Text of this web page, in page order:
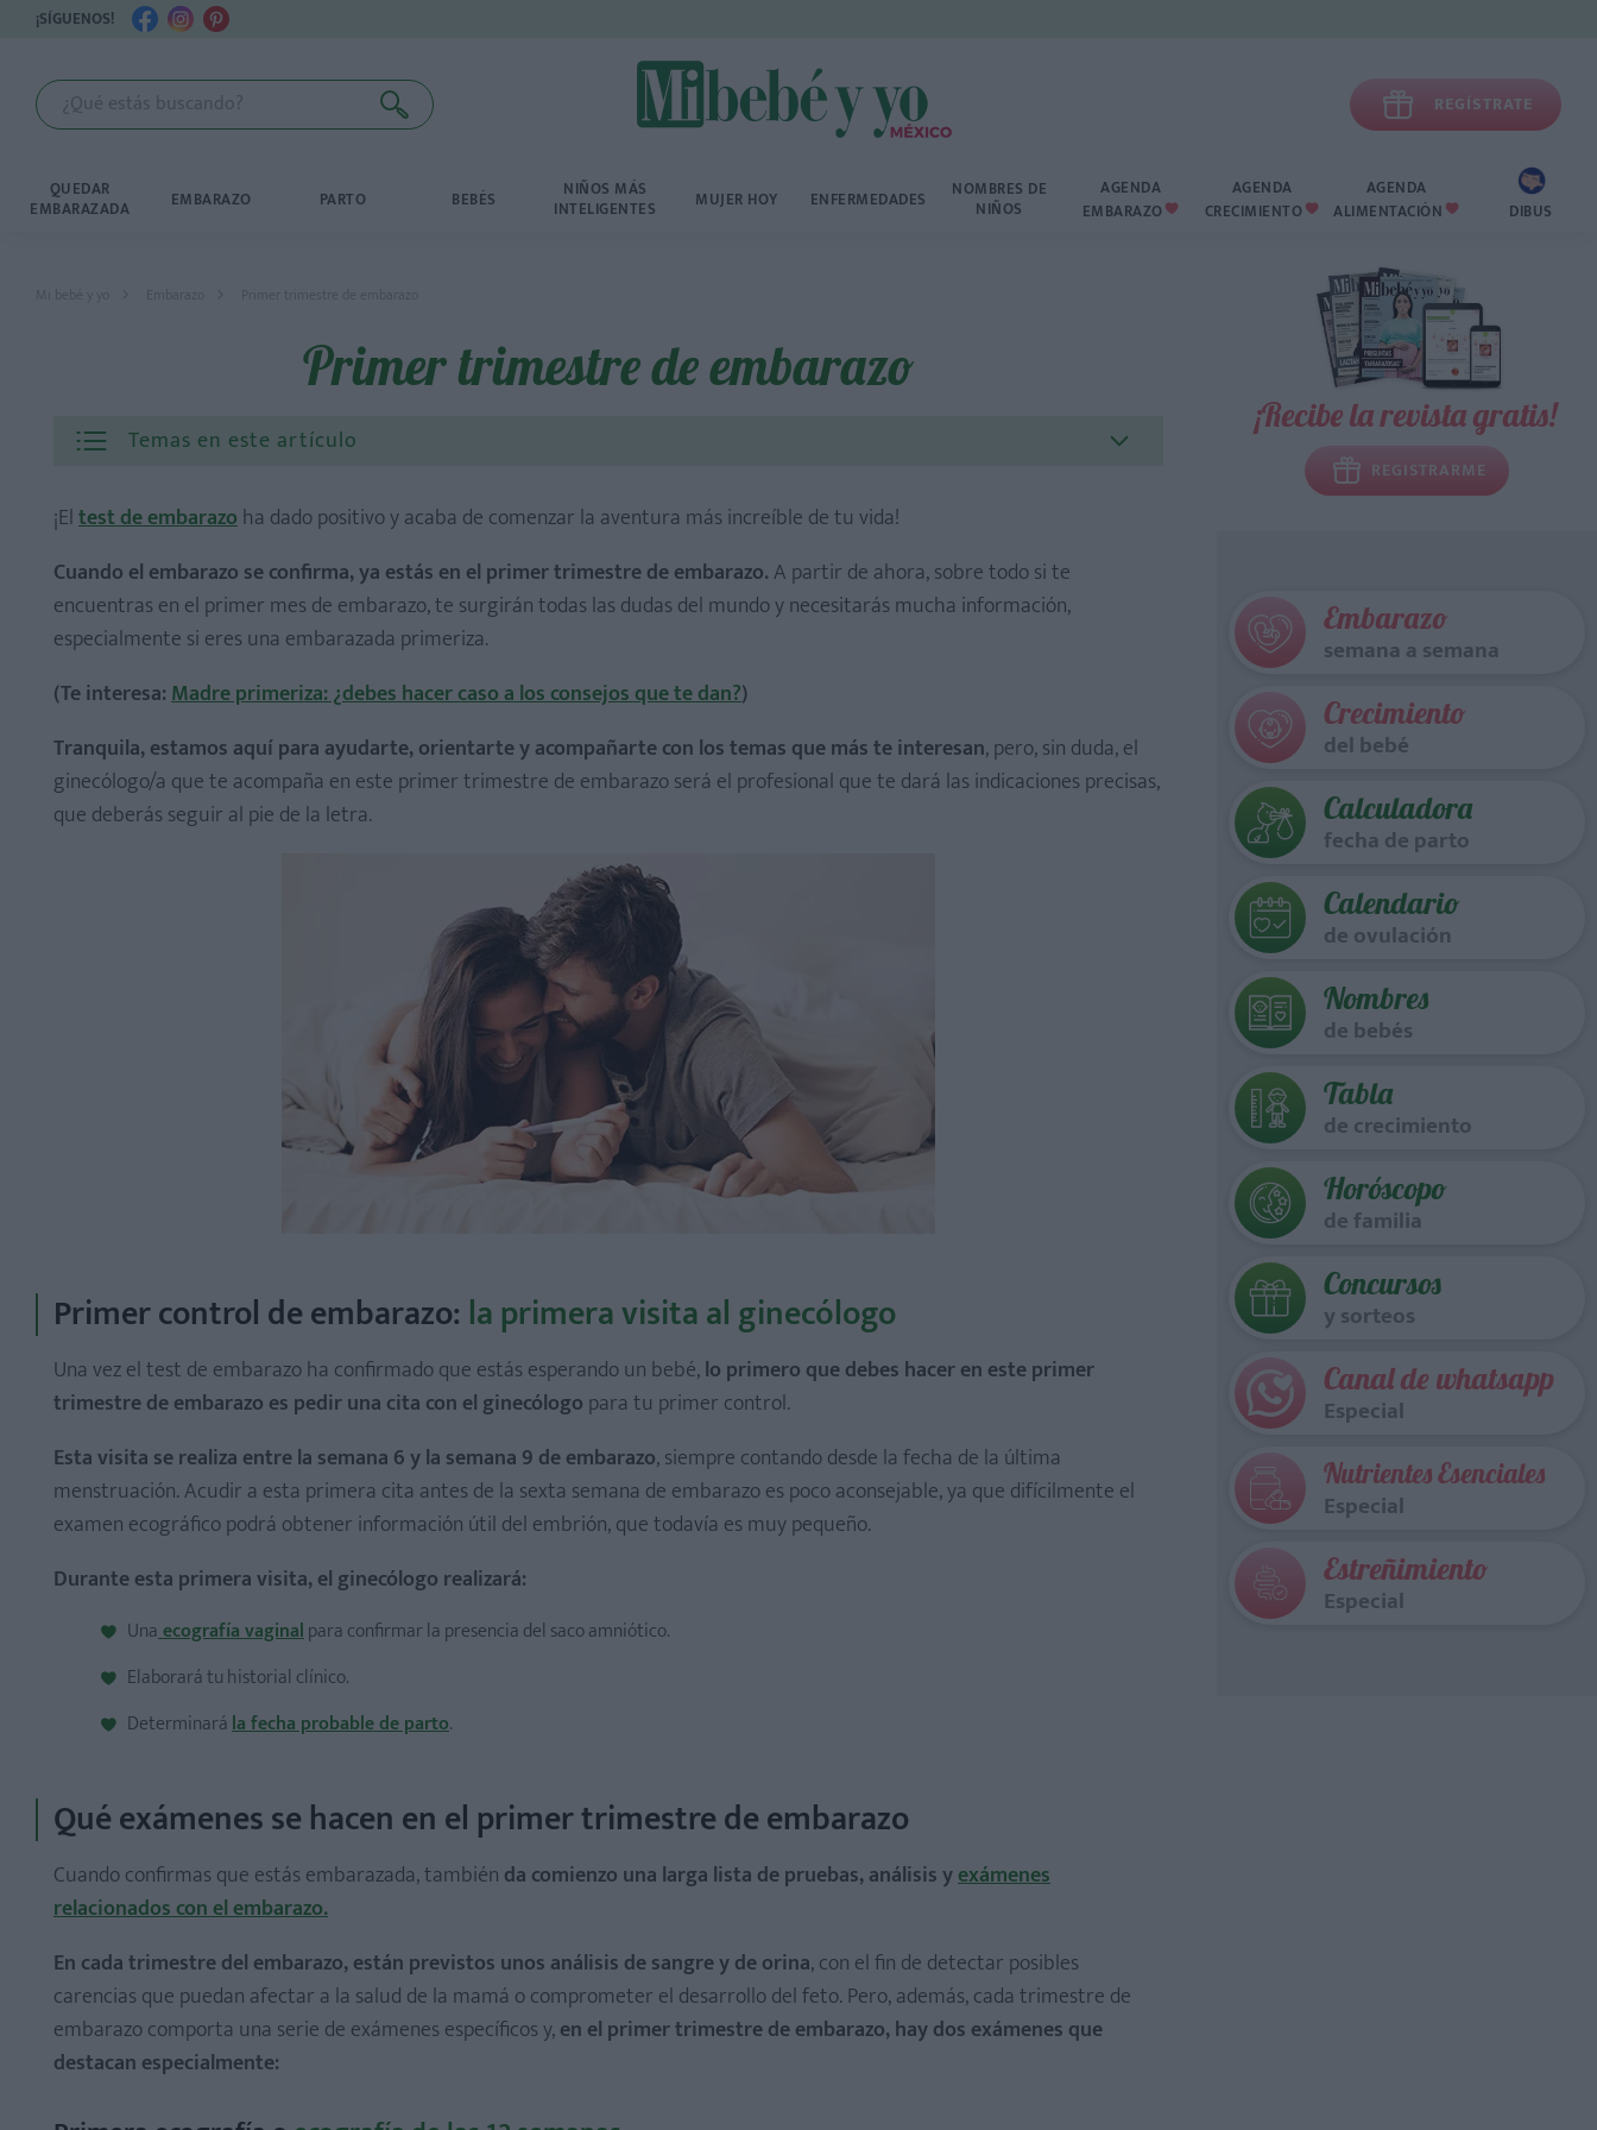
¡SÍGUENOS!
 REGÍSTRATE
QUEDAR
EMBARAZADA EMBARAZO PARTO BEBÉS NIÑOS MÁS
INTELIGENTES MUJER HOY ENFERMEDADES NOMBRES DE
NIÑOS
AGENDA
EMBARAZO 
AGENDA
CRECIMIENTO 
AGENDA
ALIMENTACIÓN  DIBUS
Mi bebé y yo Embarazo Primer trimestre de embarazo
Primer trimestre de embarazo
Temas en este artículo
Triple screening o triple test
¡Eltest de embarazoha dado positivo y acaba de comenzar la aventura más increíble de tu vida!
Cuando el embarazo se confirma, ya estás en el primer trimestre de embarazo.A partir de ahora, sobre todo si te
encuentras en el primer mes de embarazo, te surgirán todas las dudas del mundo y necesitarás mucha información,
especialmente si eres una embarazada primeriza.
(Te interesa:Madre primeriza: ¿debes hacer caso a los consejos que te dan?)
Tranquila, estamos aquí para ayudarte, orientarte y acompañarte con los temas que más te interesan, pero, sin duda, el
ginecólogo/a que te acompaña en este primer trimestre de embarazo será el profesional que te dará las indicaciones precisas,
que deberás seguir al pie de la letra.
Primer control de embarazo: la primera visita al ginecólogo
Una vez el test de embarazo ha confirmado que estás esperando un bebé,lo primero que debes hacer en este primer
trimestre de embarazo es pedir una cita con el ginecólogo para tu primer control.
Esta visita se realiza entre la semana 6 y la semana 9 de embarazo, siempre contando desde la fecha de la última
menstruación. Acudir a esta primera cita antes de la sexta semana de embarazo es poco aconsejable, ya que difícilmente el
examen ecográfico podrá obtener información útil del embrión, que todavía es muy pequeño.
Durante esta primera visita, el ginecólogo realizará:
Unaecografía vaginalpara confirmar la presencia del saco amniótico.
Elaborará tu historial clínico.
Determinarála fecha probable de parto.
Qué exámenes se hacen en el primer trimestre de embarazo
Cuando confirmas que estás embarazada, también da comienzo una larga lista de pruebas, análisis yexámenes
relacionados con el embarazo.
En cada trimestre del embarazo, están previstos unos análisis de sangre y de orina, con el fin de detectar posibles
carencias que puedan afectar a la salud de la mamá o comprometer el desarrollo del feto. Pero, además, cada trimestre de
embarazo comporta una serie de exámenes específicos y,en el primer trimestre de embarazo, hay dos exámenes que
destacan especialmente:
¡Recibe la revista gratis!
REGISTRARME
Embarazo
semana a semana
Crecimiento
del bebé
Calculadora
fecha de parto
Calendario
de ovulación
Nombres
de bebés
Tabla
de crecimiento
Horóscopo
de familia
Concursos
y sorteos
Canal de whatsapp
Especial
Nutrientes Esenciales
Especial
Estreñimiento
Especial